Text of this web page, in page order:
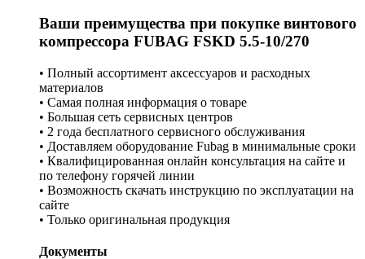
Ваши преимущества при покупке винтового
компрессора FUBAG FSKD 5.5-10/270
• Полный ассортимент аксессуаров и расходных
материалов
• Самая полная информация о товаре
• Большая сеть сервисных центров
• 2 года бесплатного сервисного обслуживания
• Доставляем оборудование Fubag в минимальные сроки
• Квалифицированная онлайн консультация на сайте и
по телефону горячей линии
• Возможность скачать инструкцию по эксплуатации на
сайте
• Только оригинальная продукция
Документы